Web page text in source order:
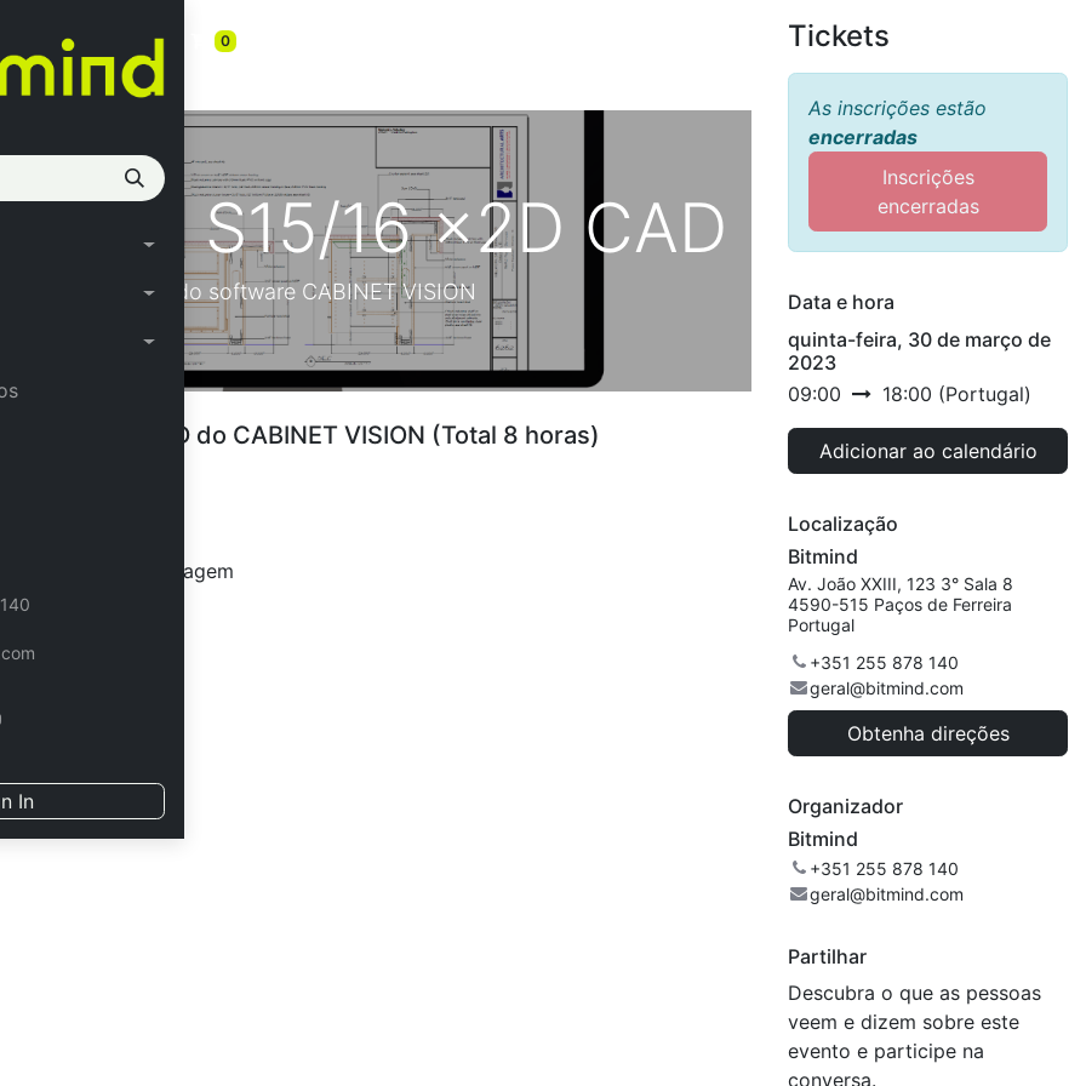
0
In
CAD
23 S15/16 x2D CAD
x2D CAD do software CABINET VISION
x2D CAD do CABINET VISION (Total 8 horas)
S15: Camadas e Cotagem
Tickets
As inscrições estão
encerradas
Inscrições
encerradas
Data e hora
quinta-feira, 30 de março de
2023
09:00
18:00 (Portugal)
Adicionar ao calendário
Localização
Bitmind
Av. João XXIII, 123 3° Sala 8
4590-515 Paços de Ferreira
Portugal
+351 255 878 140
geral@bitmind.com
Obtenha direções
Organizador
Bitmind
+351 255 878 140
geral@bitmind.com
Partilhar
Descubra o que as pessoas
veem e dizem sobre este
evento e participe na
conversa.